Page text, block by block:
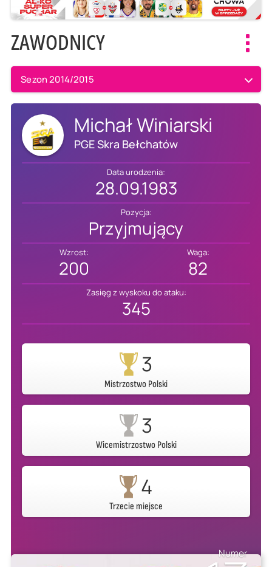
ZAWODNICY
Sezon 2014/2015
Michał Winiarski
PGE Skra Bełchatów
Data urodzenia:
28.09.1983
Pozycja:
Przyjmujący
Wzrost:
200
Waga:
82
Zasięg z wyskoku do ataku:
345
3
Mistrzostwo Polski
3
Wicemistrzostwo Polski
4
Trzecie miejsce
Numer